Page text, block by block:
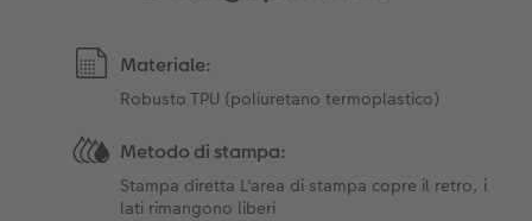
Materiale:
Robusto TPU (poliuretano termoplastico)
Metodo di stampa:
Stampa diretta L'area di stampa copre il retro, i
lati rimangono liberi